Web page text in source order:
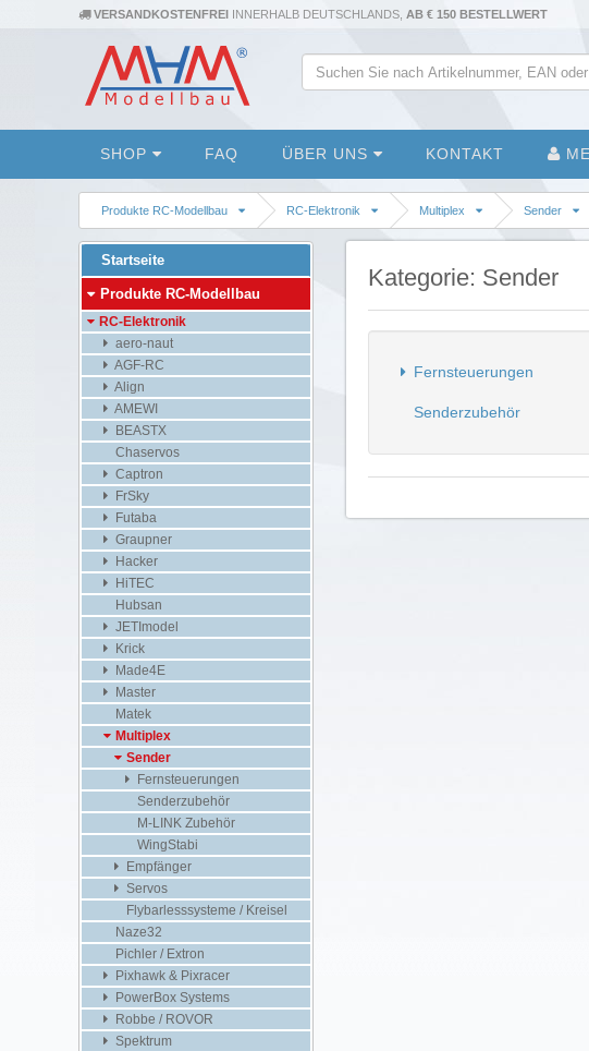
VERSANDKOSTENFREI INNERHALB DEUTSCHLANDS, AB € 150 BESTELLWERT
SHOP FAQ ÜBER UNS KONTAKT
Produkte RC-Modellbau RC-Elektronik Multiplex Sender
Kategorie: Sender
Fernsteuerungen
Senderzubehör
Startseite
Produkte RC-Modellbau
RC-Elektronik
aero-naut
AGF-RC
Align
AMEWI
BEASTX
Chaservos
Captron
FrSky
Futaba
Graupner
Hacker
HiTEC
Hubsan
JETImodel
Krick
Made4E
Master
Matek
Multiplex
Sender
Fernsteuerungen
Senderzubehör
M-LINK Zubehör
WingStabi
Empfänger
Servos
Flybarlesssysteme / Kreisel
Naze32
Pichler / Extron
Pixhawk & Pixracer
PowerBox Systems
Robbe / ROVOR
Spektrum